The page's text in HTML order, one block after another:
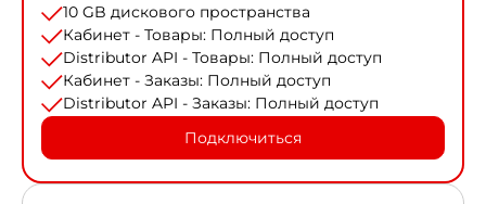
10 GB дискового пространства
Кабинет - Товары: Полный доступ
Distributor API - Товары: Полный доступ
Кабинет - Заказы: Полный доступ
Distributor API - Заказы: Полный доступ
Подключиться